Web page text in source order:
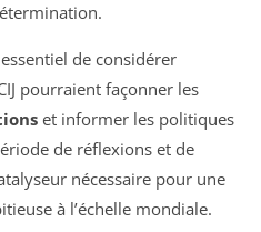
de considérer
pourraient façonner les
et informer les politiques
de réflexions et de
nécessaire pour une
à l’échelle mondiale.